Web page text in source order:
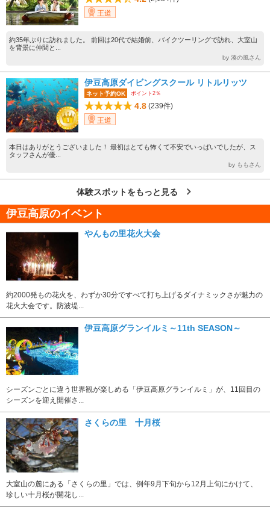
王道
約35年ぶりに訪れました。 前回は20代で結婚前、バイクツーリングで訪れ、大室山
を背景に仲間と...
by 湊の風さん
伊豆高原ダイビングスクール リトルリッツ
ネット予約OK ポイント2％
4.8 (239件)
王道
本日はありがとうございました！ 最初はとても怖くて不安でいっぱいでしたが、ス
タッフさんが優...
by ももさん
体験スポットをもっと見る
伊豆高原のイベント
やんもの里花火大会
約2000発もの花火を、わずか30分ですべて打ち上げるダイナミックさが魅力の
花火大会です。防波堤...
伊豆高原グランイルミ～11th SEASON～
シーズンごとに違う世界観が楽しめる「伊豆高原グランイルミ」が、11回目の
シーズンを迎え開催さ...
さくらの里 十月桜
大室山の麓にある「さくらの里」では、例年9月下旬から12月上旬にかけて、
珍しい十月桜が開花し...